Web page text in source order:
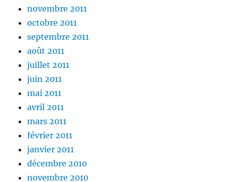
novembre 2011
octobre 2011
septembre 2011
août 2011
juillet 2011
juin 2011
mai 2011
avril 2011
mars 2011
février 2011
janvier 2011
décembre 2010
novembre 2010